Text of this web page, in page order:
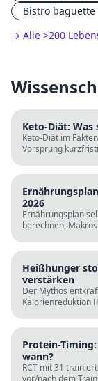
Bistro baguette
→ Alle >200
Keto-Diät:
Keto-Diät im
Vorsprung
2026
Ernährungsplan
berechnen,
Heißhunger
verstärken
Der Mythos
Kalorienreduktion
Protein-
wann?
RCT mit 31
vor/nach dem